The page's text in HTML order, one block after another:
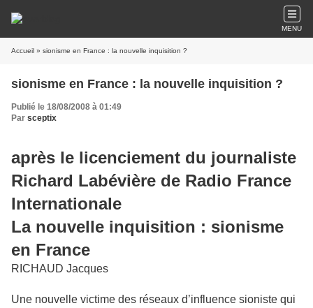
MENU
Accueil » sionisme en France : la nouvelle inquisition ?
sionisme en France : la nouvelle inquisition ?
Publié le 18/08/2008 à 01:49
Par sceptix
après le licenciement du journaliste
Richard Labévière de Radio France
Internationale
La nouvelle inquisition : sionisme
en France
RICHAUD Jacques
Une nouvelle victime des réseaux d’influence sioniste qui